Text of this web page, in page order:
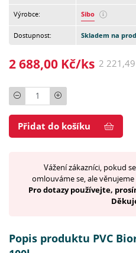
Výrobce: Sibo
Dostupnost: Skladem na
2 688,00 Kč/ks 2 221,49
Počet
Přidat do košíku
Vážení zákazníci, pokud
omlouváme se, ale
Pro dotazy používejte,
Popis produktu PVC